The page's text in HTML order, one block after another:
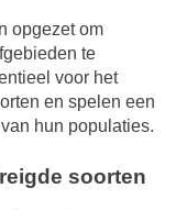
opgezet om
te
voor het
en spelen een
hun populaties.
soorten